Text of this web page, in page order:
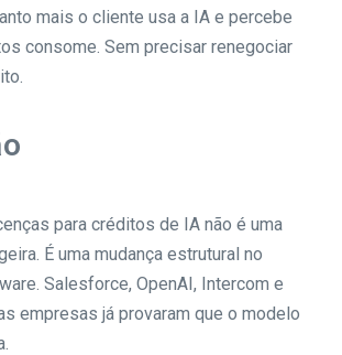
mais o cliente usa a IA e percebe
consome. Sem precisar renegociar
para créditos de IA não é uma
É uma mudança estrutural no
Salesforce, OpenAI, Intercom e
empresas já provaram que o modelo